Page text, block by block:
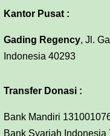
Kantor Pusat :
Gading Regency, Jl.
Indonesia 40293
Transfer Donasi :
Bank Mandiri
Bank Syariah